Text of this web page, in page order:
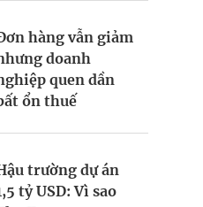
hàng vẫn giảm
doanh
quen dần
ổn thuế
trường dự án
tỷ USD: Vì sao
lượng đơn hàng
PMI tháng 2
50 điểm
giúp ngành dệt
phát triển bền
Quốc tìm
nhà xưởng
Nam
số 1 Việt